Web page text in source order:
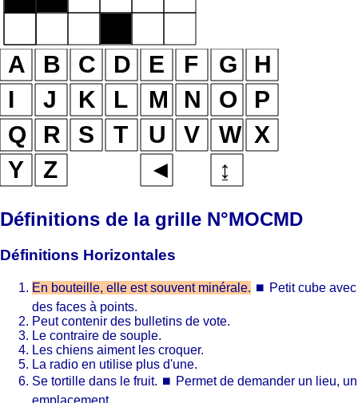
Définitions de la grille N°MOCMD
Définitions Horizontales
En bouteille, elle est souvent minérale. ⏹ Petit cube avec
des faces à points.
Peut contenir des bulletins de vote.
Le contraire de souple.
Les chiens aiment les croquer.
La radio en utilise plus d'une.
Se tortille dans le fruit. ⏹ Permet de demander un lieu, un